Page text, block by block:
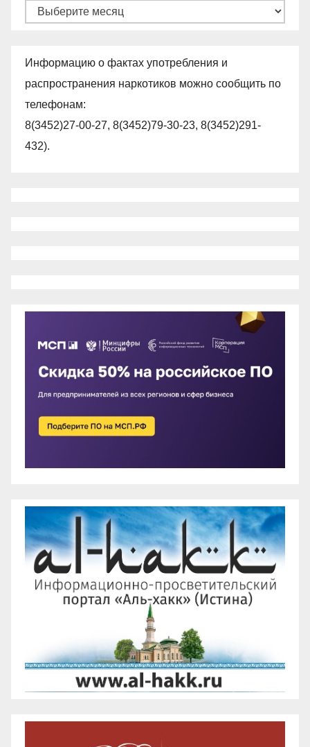
Архивы
Информацию о фактах употребления и
распространения наркотиков можно сообщить по
телефонам:
8(3452)27-00-27, 8(3452)79-30-23, 8(3452)291-
432).